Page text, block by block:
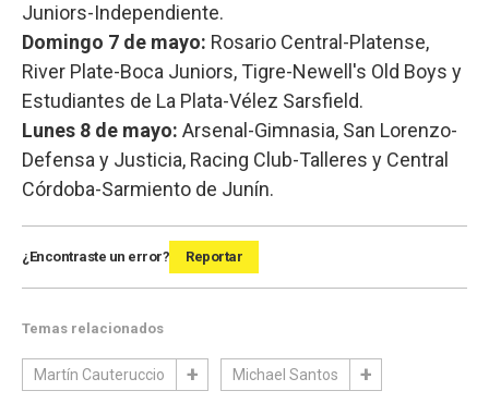
Juniors-Independiente.
Domingo 7 de mayo: Rosario Central-Platense,
River Plate-Boca Juniors, Tigre-Newell's Old Boys y
Estudiantes de La Plata-Vélez Sarsfield.
Lunes 8 de mayo: Arsenal-Gimnasia, San Lorenzo-
Defensa y Justicia, Racing Club-Talleres y Central
Córdoba-Sarmiento de Junín.
¿Encontraste un error? Reportar
Temas relacionados
Martín Cauteruccio Michael Santos